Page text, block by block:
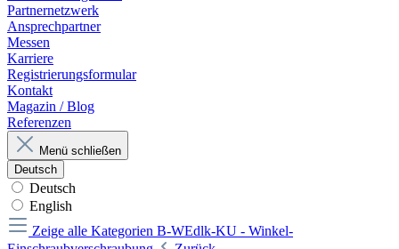
Partnernetzwerk
Ansprechpartner
Messen
Karriere
Registrierungsformular
Kontakt
Magazin / Blog
Referenzen
Menü schließen
Deutsch
Deutsch
English
Zeige alle Kategorien B-WEdlk-KU - Winkel-